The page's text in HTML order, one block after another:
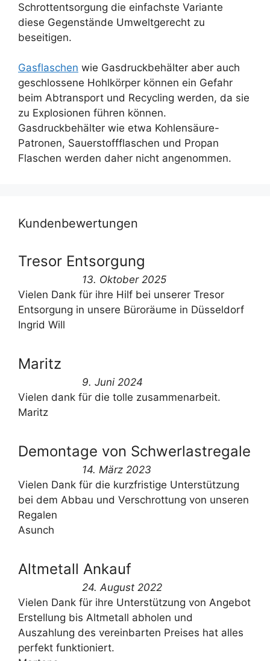
Schrottentsorgung die einfachste Variante
diese Gegenstände Umweltgerecht zu
beseitigen.
Gasflaschen wie Gasdruckbehälter aber auch
geschlossene Hohlkörper können ein Gefahr
beim Abtransport und Recycling werden, da sie
zu Explosionen führen können.
Gasdruckbehälter wie etwa Kohlensäure-
Patronen, Sauerstoffflaschen und Propan
Flaschen werden daher nicht angenommen.
Kundenbewertungen
Tresor Entsorgung
13. Oktober 2025
Vielen Dank für ihre Hilf bei unserer Tresor
Entsorgung in unsere Büroräume in Düsseldorf
Ingrid Will
Maritz
9. Juni 2024
Vielen dank für die tolle zusammenarbeit.
Maritz
Demontage von Schwerlastregale
14. März 2023
Vielen Dank für die kurzfristige Unterstützung
bei dem Abbau und Verschrottung von unseren
Regalen
Asunch
Altmetall Ankauf
24. August 2022
Vielen Dank für ihre Unterstützung von Angebot
Erstellung bis Altmetall abholen und
Auszahlung des vereinbarten Preises hat alles
perfekt funktioniert.